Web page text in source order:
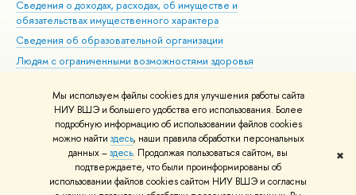
Мы используем файлы cookies для улучшения работы сайта
НИУ ВШЭ и большего удобства его использования. Более
подробную информацию об использовании файлов cookies
можно найти здесь, наши правила обработки персональных
данных –здесь. Продолжая пользоваться сайтом, вы
подтверждаете, что были проинформированы об
использовании файлов cookies сайтом НИУ ВШЭ и согласны
✖
Сведения о доходах, расходах, об имуществе и
обязательствах имущественного характера
Сведения об образовательной организации
Людям с ограниченными возможностями здоровья
Работа в Вышке
© НИУ ВШЭ 1993–2026 Адреса и контакты Условия использования